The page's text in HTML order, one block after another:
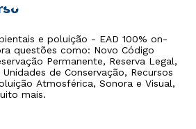
e poluição - EAD 100% on-
questões como: Novo Código
Permanente, Reserva Legal,
de Conservação, Recursos
Atmosférica, Sonora e Visual,
mais.